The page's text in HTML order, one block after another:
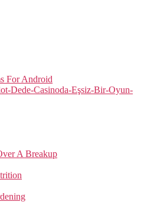
For Android
Dede-Casinoda-Eşsiz-Bir-Oyun-
A Breakup